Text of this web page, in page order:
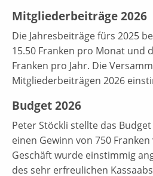
Mitgliederbeiträge 2026
Die Jahresbeiträge fürs 2025
15.50 Franken pro Monat und
Franken pro Jahr. Die
Mitgliederbeiträgen 2026
Budget 2026
Peter Stöckli stellte das
einen Gewinn von 750
Geschäft wurde einstimmig
des sehr erfreulichen